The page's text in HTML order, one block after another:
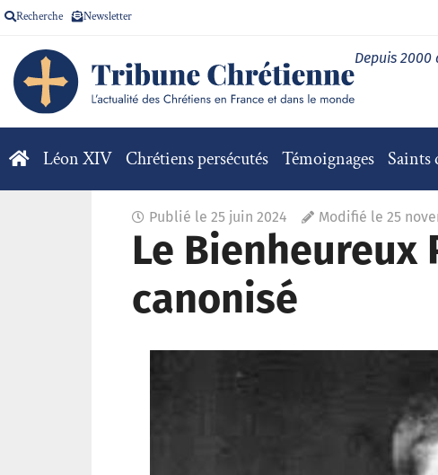
Recherche Newsletter
Depuis 2000
Léon XIV Chrétiens persécutés Témoignages Saints
Publié le 25 juin 2024 Modifié le 25
Le Bienheureux
canonisé